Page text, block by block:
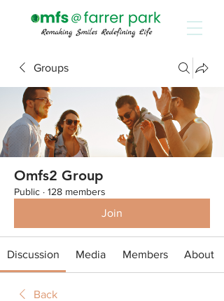
Groups
Omfs2 Group
Public · 128 members
Join
Discussion Media Members About
Back